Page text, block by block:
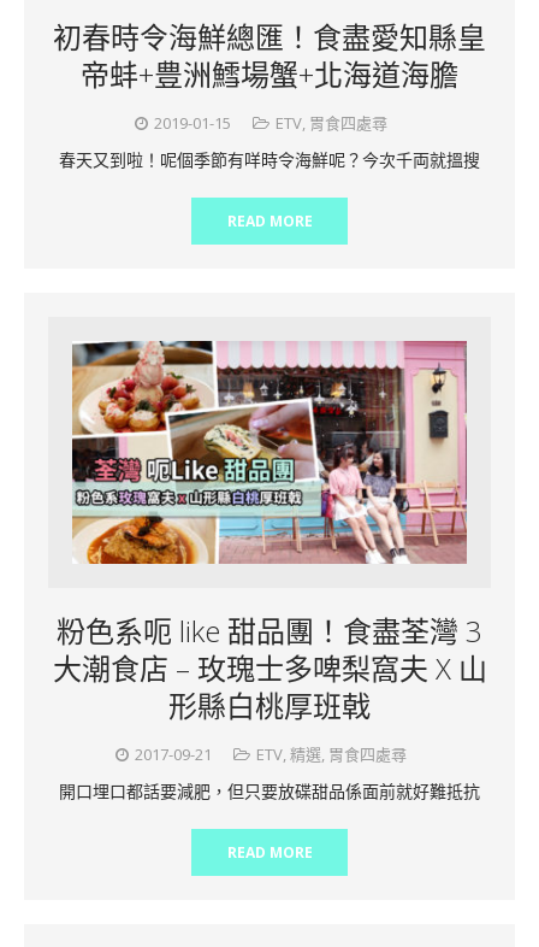
初春時令海鮮總匯！食盡愛知縣皇
帝蚌+豊洲鱈場蟹+北海道海膽
2019-01-15 ETV, 胃食四處尋
春天又到啦！呢個季節有咩時令海鮮呢？今次千両就搵搜
READ MORE
粉色系呃 like 甜品團！食盡荃灣 3
大潮食店 – 玫瑰士多啤梨窩夫 X 山
形縣白桃厚班戟
2017-09-21 ETV, 精選 胃食四處尋
開口埋口都話要減肥，但只要放碟甜品係面前就好難抵抗
READ MORE